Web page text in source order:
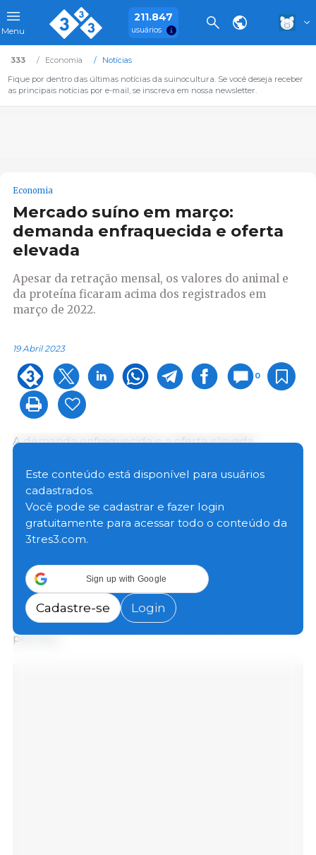
Menu
211.847
usuários
333 Economia
Notícias
Fique por dentro das últimas notícias da suinocultura. Se você deseja receber
as principais notícias por e-mail, se inscreva em nossa newsletter.
Economia
Mercado suíno em março:
demanda enfraquecida e oferta
elevada
Apesar da retração mensal, os valores do animal e
da proteína ficaram acima dos registrados em
março de 2022.
19 Abril 2023
0
A demanda enfraquecida e a oferta elevada
suína em março, movimento que foi observado na
maioria das praças acompanhadas pelo Cepea.
Apesar da retração mensal, os valores do animal e
da proteína ficaram acima dos registrados em março
de 2022.
As exportações brasileiras de carne suína
(considerando-se produtos
in natura
industrializados) no primeiro trimestre de 2023
registraram o melhor desempenho da história para o
período.
Este conteúdo está disponível para usuários
cadastrados.
Você pode se cadastrar e fazer login
gratuitamente para acessar todo o conteúdo da
3tres3.com.
Sign up with Google
Cadastre-se Login